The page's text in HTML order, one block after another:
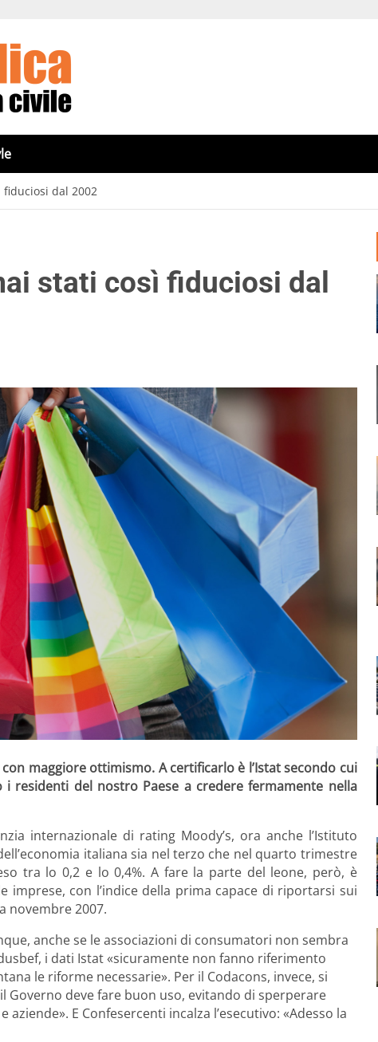
dal 2002
stati così fiduciosi dal
maggiore ottimismo. A certificarlo è l’Istat secondo cui
residenti del nostro Paese a credere fermamente nella
internazionale di rating Moody’s, ora anche l’Istituto
italiana sia nel terzo che nel quarto trimestre
tra lo 0,2 e lo 0,4%. A fare la parte del leone, però, è
con l’indice della prima capace di riportarsi sui
novembre 2007.
anche se le associazioni di consumatori non sembra
i dati Istat «sicuramente non fanno riferimento
le riforme necessarie». Per il Codacons, invece, si
Governo deve fare buon uso, evitando di sperperare
E Confesercenti incalza l’esecutivo: «Adesso la